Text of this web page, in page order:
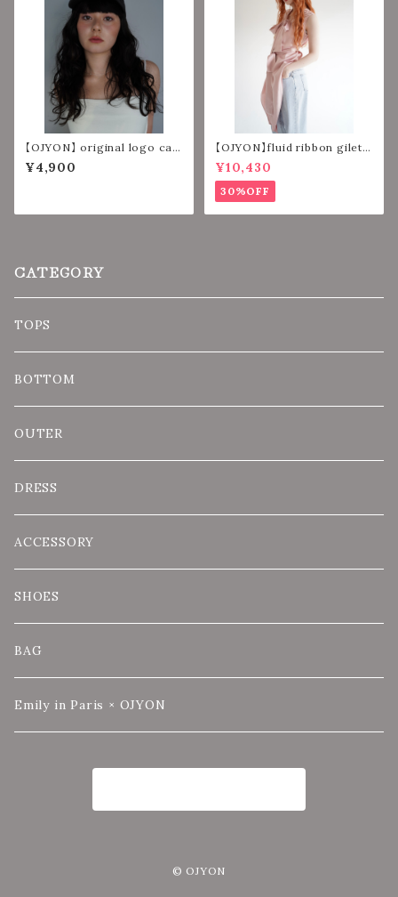
【OJYON】 original logo cap
【VINTAGE BLACK】
¥4,900
【OJYON】fluid ribbon gilet
【PINK】
¥10,430
30%OFF
CATEGORY
TOPS
BOTTOM
OUTER
DRESS
ACCESSORY
SHOES
BAG
Emily in Paris × OJYON
© OJYON